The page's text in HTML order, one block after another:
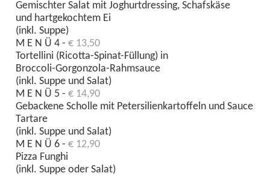
Gemischter Salat mit Joghurtdressing, Schafskäse
und hartgekochtem Ei
(inkl. Suppe)
M E N Ü 4 -€ 13,50
Tortellini (Ricotta-Spinat-Füllung) in
Broccoli-Gorgonzola-Rahmsauce
(inkl. Suppe und Salat)
M E N Ü 5 -€ 14,90
Gebackene Scholle mit Petersilienkartoffeln und Sauce
Tartare
(inkl. Suppe und Salat)
M E N Ü 6 -€ 12,90
Pizza Funghi
(inkl. Suppe oder Salat)